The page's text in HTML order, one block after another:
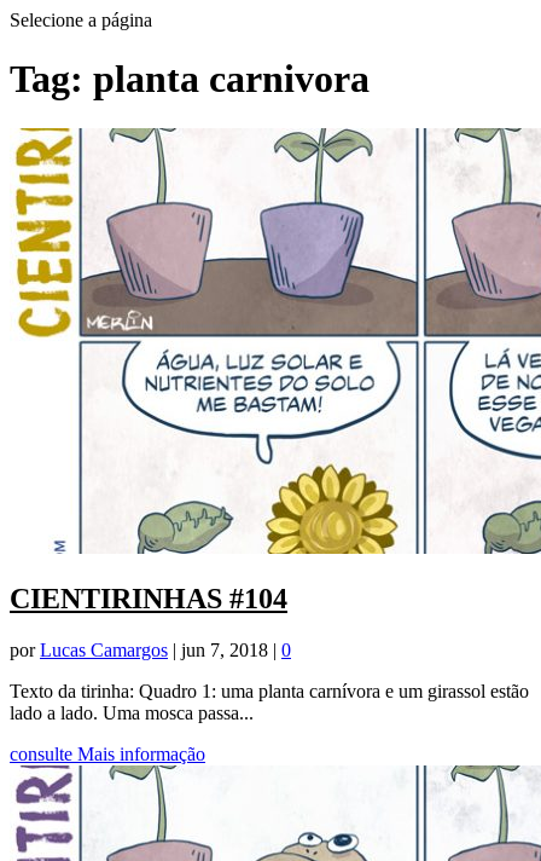
Selecione a página
Tag: planta carnivora
CIENTIRINHAS #104
porLucas Camargos | jun 7, 2018 | 0
Texto da tirinha: Quadro 1: uma planta carnívora e um girassol estão
lado a lado. Uma mosca passa...
consulte Mais informação